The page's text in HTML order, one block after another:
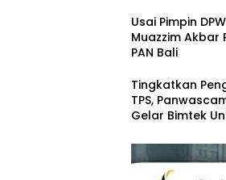
Usai Pimpin
Muazzim Akbar
PAN Bali
Tingkatkan
TPS,
Gelar Bimtek